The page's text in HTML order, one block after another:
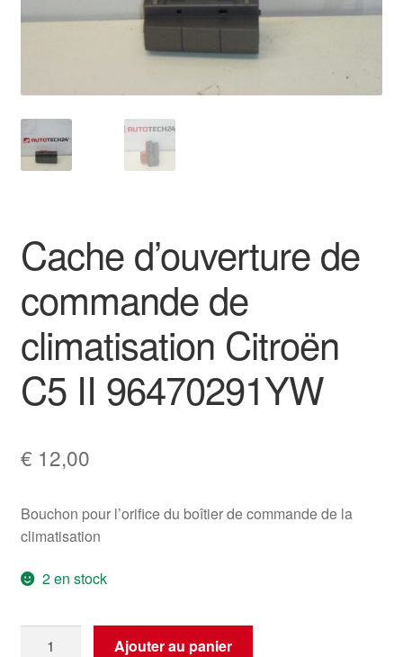
Plainte
Procédure de Réclamation
Termes et conditions
Cache d’ouverture de
commande de
climatisation Citroën
C5 II 96470291YW
€ 12,00
Bouchon pour l’orifice du boîtier de commande de la
climatisation
2 en stock
Ajouter au panier